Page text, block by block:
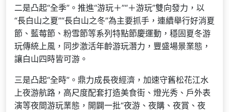
二是凸起“全季”。推進“游玩＋”“＋游玩”雙向發力，以
“長白山之夏”“長白山之冬”為主要抓手，連續舉行好消夏
節、藍莓節、粉雪節等系列特點節慶運動，穩固夏冬游
玩傳統上風，同步激活年齡游玩潛力，豐盛場景業態，
讓白山四時皆可游。
三是凸起“全時”。鼎力成長夜經濟，加速守舊松花江水
上夜游航路，高尺度配套打造美食街、燈光秀、戶外表
演等夜間游玩業態，開闢一批“夜游、夜購、夜賞、夜